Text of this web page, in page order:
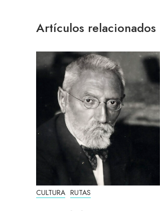
Artículos relacionados
CULTURA RUTAS